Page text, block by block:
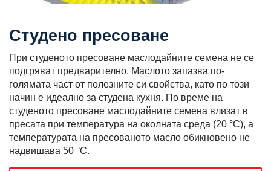
Студено пресоване
При студеното пресоване маслодайните семена не се
подгряват предварително. Маслото запазва по-
голямата част от полезните си свойства, като по този
начин е идеално за студена кухня. По време на
студеното пресоване маслодайните семена влизат в
пресата при температура на околната среда (20 °C), а
температурата на пресованото масло обикновено не
надвишава 50 °C.